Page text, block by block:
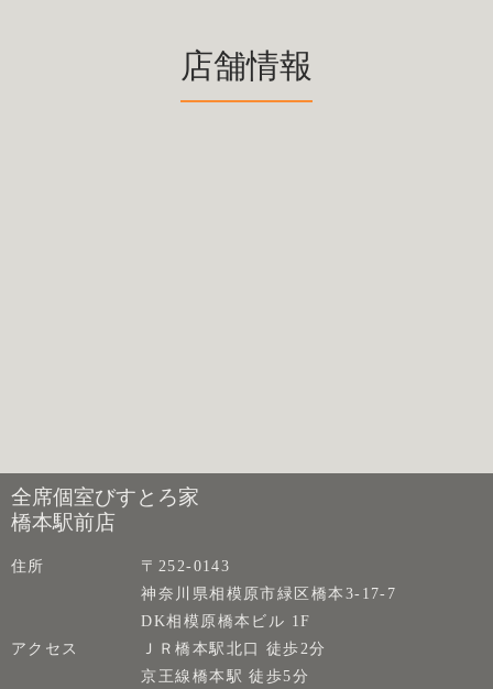
店舗情報
全席個室びすとろ家
橋本駅前店
住所
〒252-0143
神奈川県相模原市緑区橋本3-17-7
DK相模原橋本ビル 1F
アクセス
ＪＲ橋本駅北口 徒歩2分
京王線橋本駅 徒歩5分